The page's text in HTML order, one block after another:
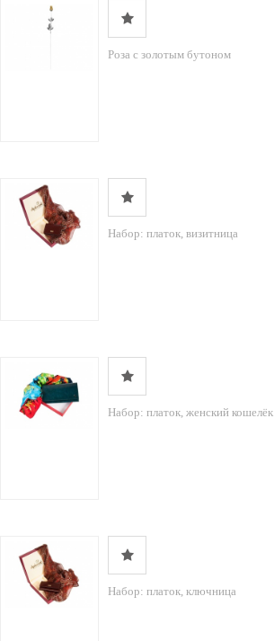
Роза с золотым бутоном
Набор: платок, визитница
Набор: платок, женский кошелёк
Набор: платок, ключница